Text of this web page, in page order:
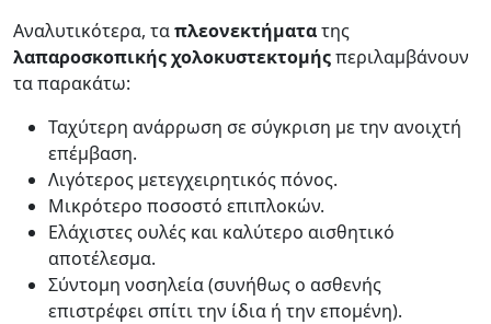
Αναλυτικότερα, ταπλεονεκτήματατης
λαπαροσκοπικήςχολοκυστεκτομήςπεριλαμβάνουν
τα παρακάτω:
Ταχύτερη ανάρρωση σε σύγκριση με την ανοιχτή
επέμβαση.
Λιγότερος μετεγχειρητικός πόνος.
Μικρότερο ποσοστό επιπλοκών.
Ελάχιστες ουλές και καλύτερο αισθητικό
αποτέλεσμα.
Σύντομη νοσηλεία (συνήθως ο ασθενής
επιστρέφει σπίτι την ίδια ή την επομένη).